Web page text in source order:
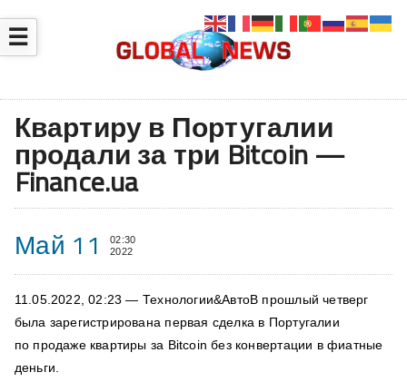
☰
Квартиру в Португалии
продали за три Bitcoin —
Finance.ua
Май 11
02:30
2022
11.05.2022, 02:23 — Технологии&АвтоВ прошлый четверг
была зарегистрирована первая сделка в Португалии
по продаже квартиры за Bitcoin без конвертации в фиатные
деньги.